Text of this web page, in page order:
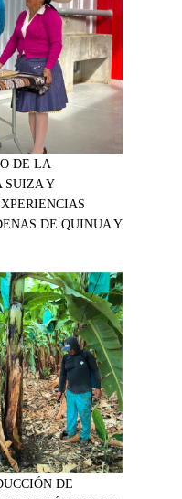
DE LA
SUIZA Y
DE QUINUA Y
DE